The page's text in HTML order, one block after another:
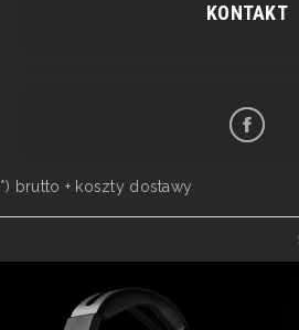
KONTAKT
*) brutto + koszty dostawy